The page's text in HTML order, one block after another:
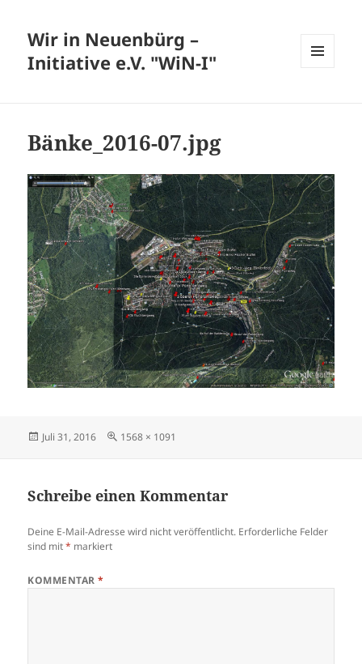
Wir in Neuenbürg –
Initiative e.V. "WiN-I"
Bänke_2016-07.jpg
Veröffentlicht
Juli 31, 2016
Volle
1568 × 1091
Schreibe einen Kommentar
Deine E-Mail-Adresse wird nicht veröffentlicht. Erforderliche Felder
sind mit* markiert
KOMMENTAR*